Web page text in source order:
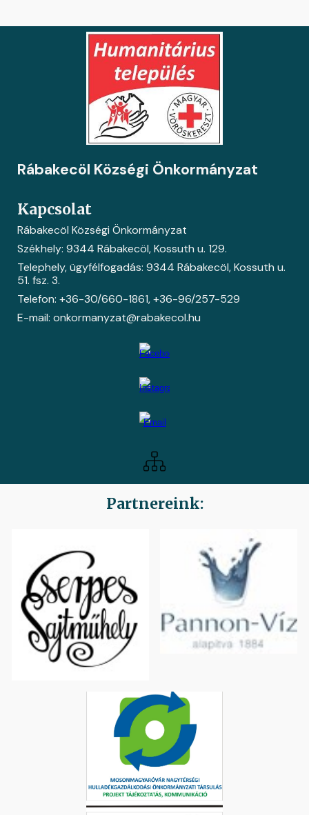
Rábakecöl Községi Önkormányzat
Kapcsolat
Rábakecöl Községi Önkormányzat
Székhely: 9344 Rábakecöl, Kossuth u. 129.
Telephely, ügyfélfogadás: 9344 Rábakecöl, Kossuth u.
51. fsz. 3.
Telefon: +36-30/660-1861, +36-96/257-529
E-mail: onkormanyzat@rabakecol.hu
Partnereink: